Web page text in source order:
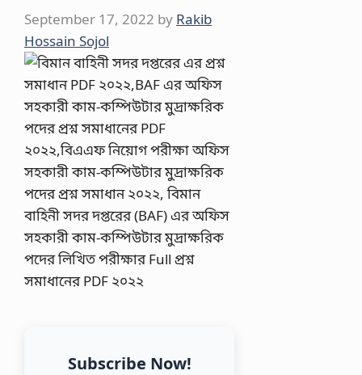
September 17, 2022 by Rakib
Hossain Sojol
Subscribe Now!